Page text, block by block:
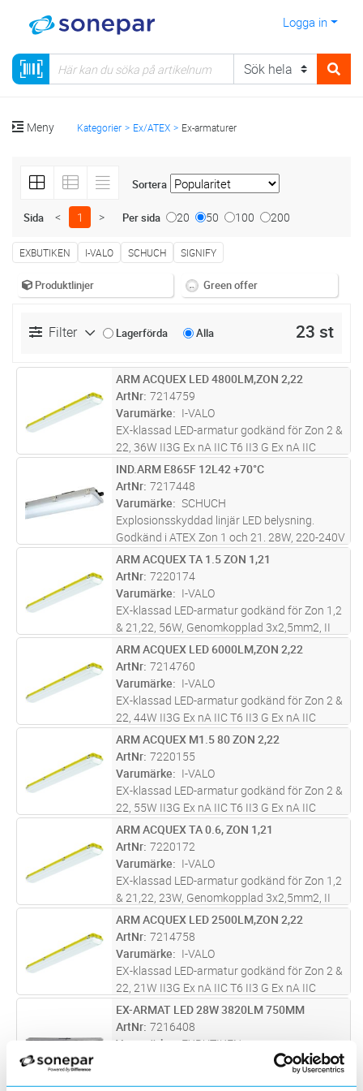
Logga in
Meny Kategorier Ex/ATEX Ex-armaturer
Sortera
Sida < 1 > Per sida 20 50 100 200
EXBUTIKEN I-VALO SCHUCH SIGNIFY
Produktlinjer Green offer
Filter Lagerförda Alla 23 st
ST Lägg i kundvagn
ARM ACQUEX LED 4800LM,ZON 2,22
ArtNr 7214759
Varumärke
I-VALO
EX-klassad LED-armatur godkänd för Zon 2 &
22, 36W II3G Ex nA IIC T6 II3 G Ex nA IIC
T6Gc, D Ex t II 3 D | 4800 lm | 4000 K -25°C
+40°C, inkl. takfäste och förskruvning
ST Lägg i kundvagn
IND.ARM E865F 12L42 +70°C
ArtNr 7217448
Varumärke
SCHUCH
Explosionsskyddad linjär LED belysning.
Godkänd i ATEX Zon 1 och 21. 28W, 220-240V
AC/DC. -30°C till +70°C. 4360 lumen. 6500
Kelvin. IP66, IK10. M8 gänga för fästen, cc
mått 700mm. Ej genomkopplingsb
ST Lägg i kundvagn
ARM ACQUEX TA 1.5 ZON 1,21
ArtNr 7220174
Varumärke
I-VALO
EX-klassad LED-armatur godkänd för Zon 1,2
& 21,22, 56W, Genomkopplad 3x2,5mm2, II
2G Ex eb ib mb IIC T6/T5 Gb, II 2D Ex tb IIIC
T85°C Db 7800 lm 4000 K -20°C +50°C, inkl.
takfäste och förskruvningar
ST Lägg i kundvagn
ARM ACQUEX LED 6000LM,ZON 2,22
ArtNr 7214760
Varumärke
I-VALO
EX-klassad LED-armatur godkänd för Zon 2 &
22, 44W II3G Ex nA IIC T6 II3 G Ex nA IIC
T6Gc, D Ex t II 3 D | 6000 lm | 4000 K -25°C
+40°C, inkl. takfäste och förskruvning
ST Lägg i kundvagn
ARM ACQUEX M1.5 80 ZON 2,22
ArtNr 7220155
Varumärke
I-VALO
EX-klassad LED-armatur godkänd för Zon 2 &
22, 55W II3G Ex nA IIC T6 II3 G Ex nA IIC
T6Gc, D Ex t II 3 D | 8000 lm | 4000 K -20°C
+40°C, inkl. takfäste och förskruvning
ST Lägg i kundvagn
ARM ACQUEX TA 0.6, ZON 1,21
ArtNr 7220172
Varumärke
I-VALO
EX-klassad LED-armatur godkänd för Zon 1,2
& 21,22, 23W, Genomkopplad 3x2,5mm2, II
2G Ex eb ib mb IIC T6/T5 Gb, II 2D Ex tb IIIC
T85°C Db 2800 lm 4000 K -20°C +50°C, inkl.
takfäste och förskruvningar
ST Lägg i kundvagn
ARM ACQUEX LED 2500LM,ZON 2,22
ArtNr 7214758
Varumärke
I-VALO
EX-klassad LED-armatur godkänd för Zon 2 &
22, 21W II3G Ex nA IIC T6 II3 G Ex nA IIC
T6Gc, D Ex t II 3 D | 2500 lm | 4000 K -25°C
+40°C, inkl. takfäste och förskruvning
ST Lägg i kundvagn
EX-ARMAT LED 28W 3820LM 750MM
ArtNr 7216408
Varumärke
EXBUTIKEN
Energieffektiv linjär LED belysning godkänd
för Zon1 och 21. Innehar centralt lås. Nyckeln